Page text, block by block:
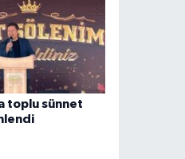
toplu sünnet